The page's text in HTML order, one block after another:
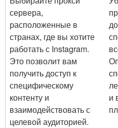
сервера,
расположенные в
странах, где вы хотите
работать с Instagram.
Это позволит вам
получить доступ к
специфическому
контенту и
взаимодействовать с
целевой аудиторией.
и